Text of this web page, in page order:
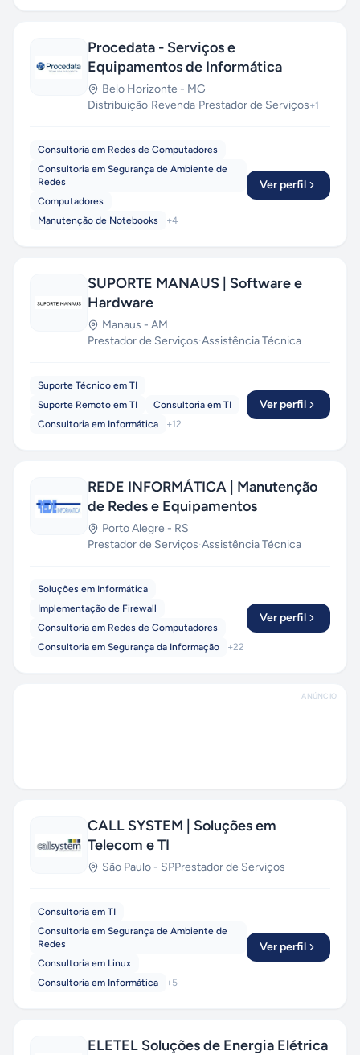
Procedata - Serviços e
Equipamentos de Informática
Belo Horizonte - MG
Distribuição·Revenda·Prestador de Serviços+1
Consultoria em Redes de Computadores
Consultoria em Segurança de Ambiente de
Redes
Computadores
Manutenção de Notebooks
+4
Ver perfil
SUPORTE MANAUS | Software e
Hardware
Manaus - AM
Prestador de Serviços·Assistência Técnica
Suporte Técnico em TI
Suporte Remoto em TI
Consultoria em TI
Consultoria em Informática
+12
Ver perfil
REDE INFORMÁTICA | Manutenção
de Redes e Equipamentos
Porto Alegre - RS
Prestador de Serviços·Assistência Técnica
Soluções em Informática
Implementação de Firewall
Consultoria em Redes de Computadores
Consultoria em Segurança da Informação
+22
Ver perfil
ANÚNCIO
CALL SYSTEM | Soluções em
Telecom e TI
São Paulo - SPPrestador de Serviços
Consultoria em TI
Consultoria em Segurança de Ambiente de
Redes
Consultoria em Linux
Consultoria em Informática
+5
Ver perfil
ELETEL Soluções de Energia Elétrica